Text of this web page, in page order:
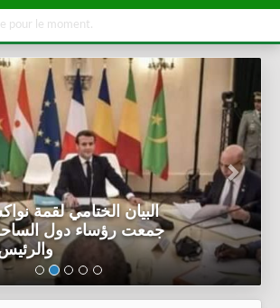
pour le moment.
البيان الختامي لقمة
جمعت رؤساء دول